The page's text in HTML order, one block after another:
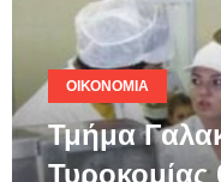
ΟΙΚΟΝΟΜΊΑ
Τμήμα
Τυροκομίας